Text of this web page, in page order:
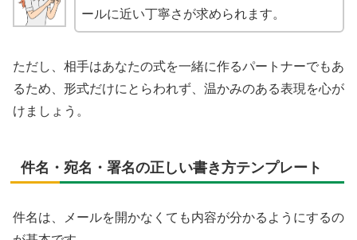
ールに近い丁寧さが求められます。
ただし、相手はあなたの式を一緒に作るパートナーでもあ
るため、形式だけにとらわれず、温かみのある表現を心が
けましょう。
件名・宛名・署名の正しい書き方テンプレート
件名は、メールを開かなくても内容が分かるようにするの